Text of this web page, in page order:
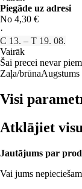
Piegāde uz adresi
No 4,30 €
·
C 13. – T 19. 08.
Vairāk
Šai precei nevar
Zaļa/brūnaAugstums
Visi
Atklājiet
Jautājums par
Vai jums